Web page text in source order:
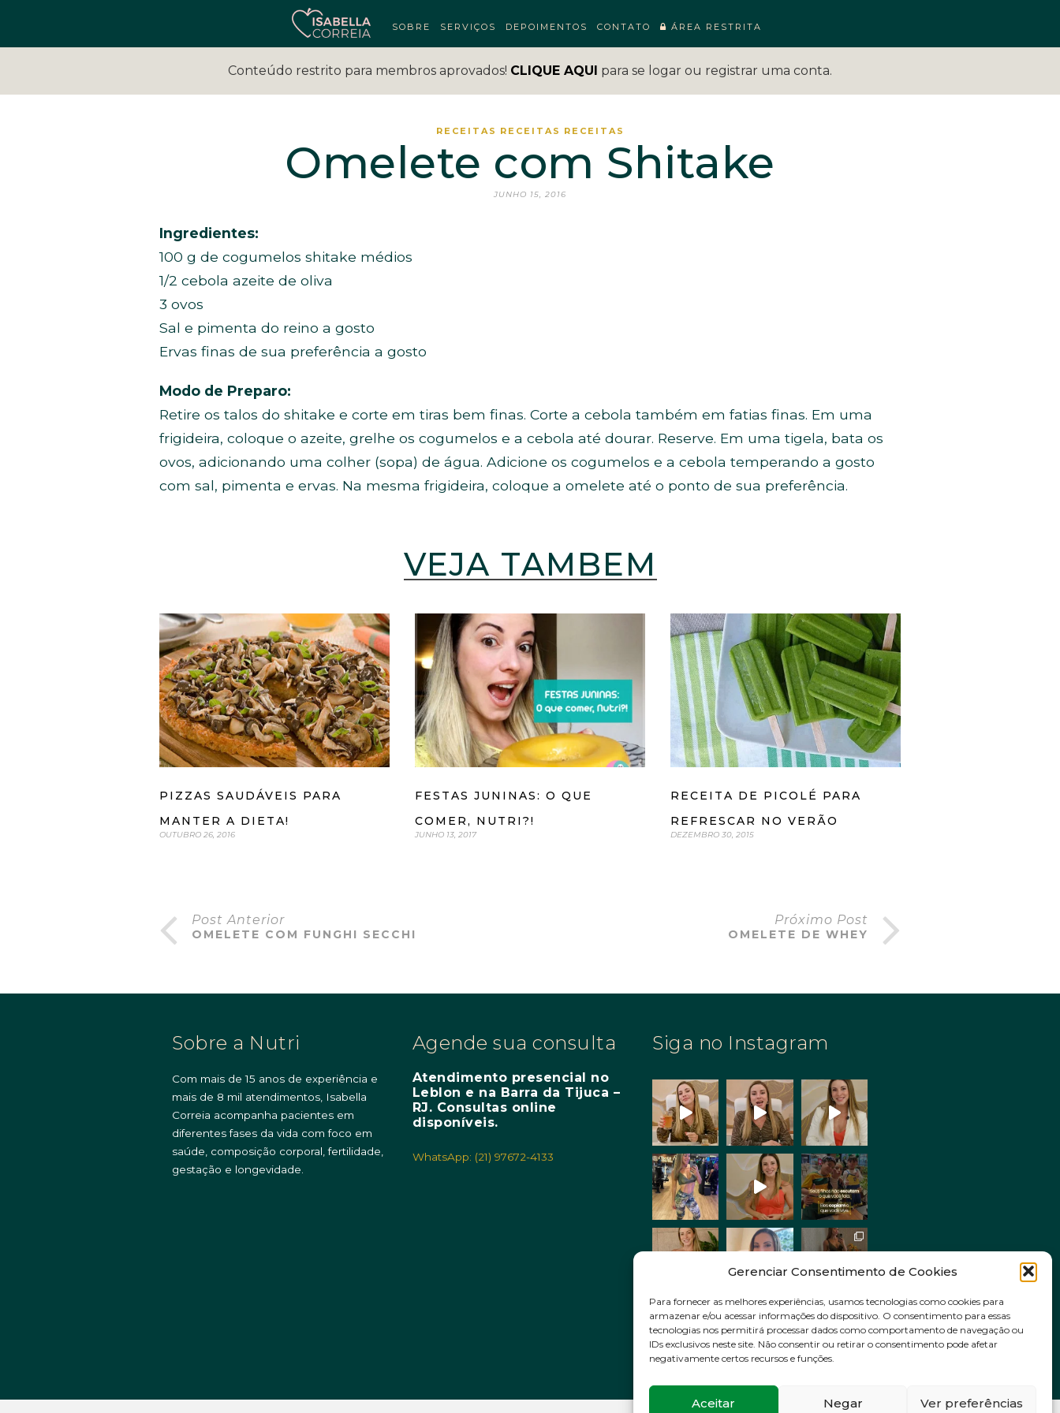
Gerenciar Consentimento de Cookies
Para fornecer as melhores experiências, usamos tecnologias como cookies para
armazenar e/ou acessar informações do dispositivo. O consentimento para essas
tecnologias nos permitirá processar dados como comportamento de navegação ou
IDs exclusivos neste site. Não consentir ou retirar o consentimento pode afetar
negativamente certos recursos e funções.
Aceitar Negar Ver preferências
SOBRE SERVIÇOS DEPOIMENTOS CONTATO ÁREA RESTRITA
Conteúdo restrito para membros aprovados! CLIQUE AQUI para se logar ou registrar uma conta.
RECEITAS RECEITAS RECEITAS
Omelete com Shitake
JUNHO 15, 2016
Ingredientes:
100 g de cogumelos shitake médios
1/2 cebola azeite de oliva
3 ovos
Sal e pimenta do reino a gosto
Ervas finas de sua preferência a gosto
Modo de Preparo:
Retire os talos do shitake e corte em tiras bem finas. Corte a cebola também em fatias finas. Em uma
frigideira, coloque o azeite, grelhe os cogumelos e a cebola até dourar. Reserve. Em uma tigela, bata os
ovos, adicionando uma colher (sopa) de água. Adicione os cogumelos e a cebola temperando a gosto
com sal, pimenta e ervas. Na mesma frigideira, coloque a omelete até o ponto de sua preferência.
VEJA TAMBÉM
PIZZAS SAUDÁVEIS PARA
MANTER A DIETA!
OUTUBRO 26, 2016
FESTAS JUNINAS: O QUE
COMER, NUTRI?!
JUNHO 13, 2017
RECEITA DE PICOLÉ PARA
REFRESCAR NO VERÃO
DEZEMBRO 30, 2015
Post Anterior
OMELETE COM FUNGHI SECCHI
Próximo Post
OMELETE DE WHEY
Sobre a Nutri
Com mais de 15 anos de experiência e
mais de 8 mil atendimentos, Isabella
Correia acompanha pacientes em
diferentes fases da vida com foco em
saúde, composição corporal, fertilidade,
gestação e longevidade.
Agende sua consulta
Atendimento presencial no
Leblon e na Barra da Tijuca –
RJ. Consultas online
disponíveis.
WhatsApp: (21) 97672-4133
Siga no Instagram
Siga no Instagram